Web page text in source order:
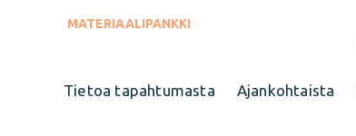
MATERIAALIPANKKI
Tietoa tapahtumasta Ajankohtaista